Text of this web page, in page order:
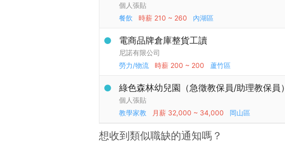
個人張貼
餐飲
時薪 210 ~ 260 內湖區
電商品牌倉庫整貨工讀
尼諾有限公司
勞力/物流
時薪 200 ~ 200 蘆竹區
綠色森林幼兒園（急徵教保員/助理教保員）
個人張貼
教學家教
月薪 32,000 ~ 34,000 岡山區
想收到類似職缺的通知嗎？